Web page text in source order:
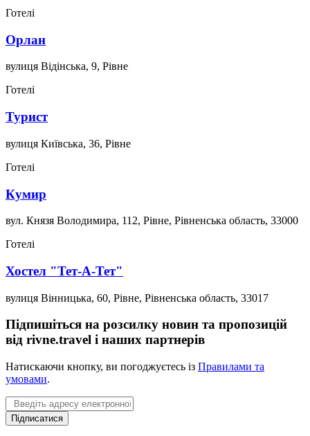
Готелі
Орлан
вулиця Відінська, 9, Рівне
Готелі
Турист
вулиця Київська, 36, Рівне
Готелі
Кумир
вул. Князя Володимира, 112, Рівне, Рівненська область, 33000
Готелі
Хостел "Тет-А-Тет"
вулиця Вінницька, 60, Рівне, Рівненська область, 33017
Підпишіться на розсилку новин та пропозицій
від rivne.travel і наших партнерів
Натискаючи кнопку, ви погоджуєтесь із Правилами та
умовами.
Email
Підписатися